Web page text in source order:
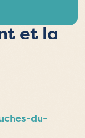
et la
du-